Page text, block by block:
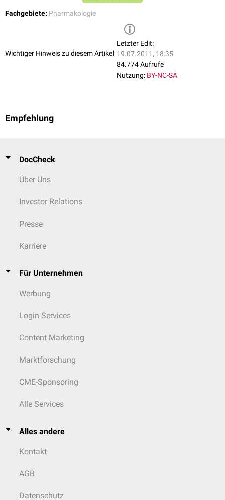
Fachgebiete: Pharmakologie
Wichtiger Hinweis zu diesem Artikel
Letzter Edit:
19.07.2011, 18:35
84.774 Aufrufe
Nutzung: BY-NC-SA
Empfehlung
DocCheck
Über Uns
Investor Relations
Presse
Karriere
Für Unternehmen
Werbung
Login Services
Content Marketing
Marktforschung
CME-Sponsoring
Alle Services
Alles andere
Kontakt
AGB
Datenschutz